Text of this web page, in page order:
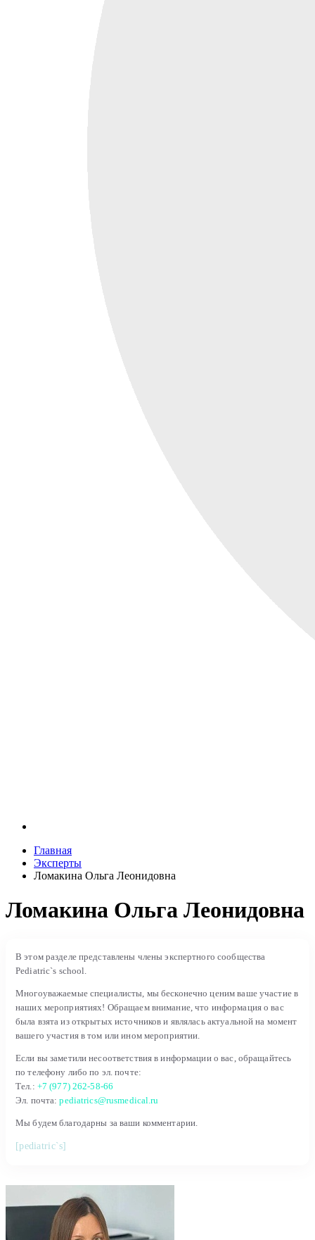
Главная
Эксперты
Ломакина Ольга Леонидовна
Ломакина Ольга Леонидовна
В этом разделе представлены члены экспертного сообщества
Pediatric`s school.
Многоуважаемые специалисты, мы бесконечно ценим ваше участие в
наших мероприятиях! Обращаем внимание, что информация о вас
была взята из открытых источников и являлась актуальной на момент
вашего участия в том или ином мероприятии.
Если вы заметили несоответствия в информации о вас, обращайтесь
по телефону либо по эл. почте:
Тел.: +7 (977) 262-58-66
Эл. почта:pediatrics@rusmedical.ru
Мы будем благодарны за ваши комментарии.
[pediatric`s]